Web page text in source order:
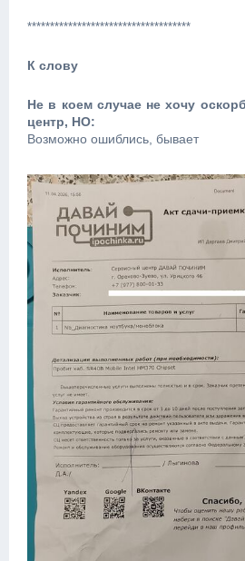
************************************
К слову
Не в коем случае не хочу
центр, НО:
Возможно ошиблись, бывает